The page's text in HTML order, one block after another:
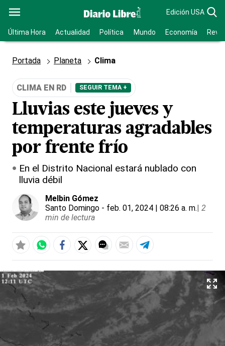
Edición USA
Última Hora Actualidad Política Mundo Economía
Portada Planeta Clima
CLIMA EN RD SEGUIR TEMA +
Lluvias este jueves y
temperaturas agradables
por frente frío
En el Distrito Nacional estará nublado con
lluvia débil
Melbin Gómez
Santo Domingo - feb. 01, 2024 | 08:26 a. m.| 2
min de lectura